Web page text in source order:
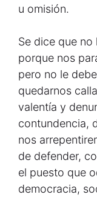
u omisión.
Se dice que
porque nos
pero no le
quedarnos
valentía y
contundencia,
nos
de defender,
el puesto que
democracia,